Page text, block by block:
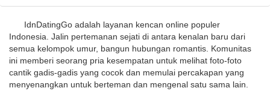
IdnDatingGo adalah layanan kencan online populer
Indonesia. Jalin pertemanan sejati di antara kenalan baru dari
semua kelompok umur, bangun hubungan romantis. Komunitas
ini memberi seorang pria kesempatan untuk melihat foto-foto
cantik gadis-gadis yang cocok dan memulai percakapan yang
menyenangkan untuk berteman dan mengenal satu sama lain.